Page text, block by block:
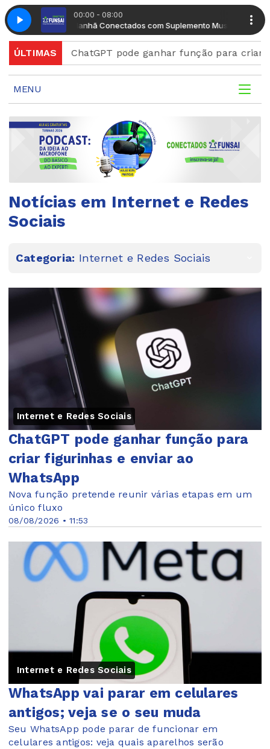
00:00 - 08:00
Manhã Conectados com Suplemento Musical Manhã
ÚLTIMAS
ChatGPT pode ganhar função para criar
MENU
Notícias em Internet e Redes
Sociais
Categoria: Internet e Redes Sociais
Internet e Redes Sociais
08/08/2026 • 11:53
ChatGPT pode ganhar função para
criar figurinhas e enviar ao
WhatsApp
Nova função pretende reunir várias etapas em um
único fluxo
Internet e Redes Sociais
WhatsApp vai parar em celulares
antigos; veja se o seu muda
Seu WhatsApp pode parar de funcionar em
celulares antigos: veja quais aparelhos serão